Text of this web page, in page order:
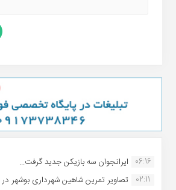
06:16 ایرانجوان سه بازیکن جدید گرفت...
02:11
تصاویر تمرین شاهین شهردارى بوشهر